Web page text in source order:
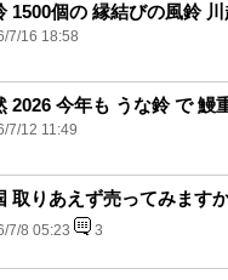
1500個の 縁結びの風鈴
7/16 18:58
2026 今年も うな鈴 で 鰻
7/12 11:49
取りあえず売ってみます
7/8 05:23 3